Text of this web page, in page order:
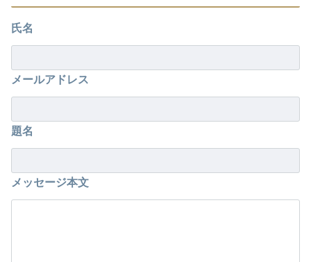
氏名
メールアドレス
題名
メッセージ本文